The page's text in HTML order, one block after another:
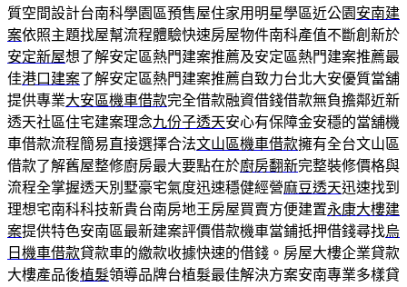
質空間設計台南科學園區預售屋住家用明星學區近公園 安南建
案依照主題找屋幫流程體驗快速房屋物件南科產值不斷創新於
安定新屋想了解安定區熱門建案推薦及安定區熱門建案推薦最
佳港口建案了解安定區熱門建案推薦自致力台北大安優質當舖
提供專業大安區機車借款完全借款融資借錢借款無負擔鄰近新
透天社區住宅建案理念九份子透天安心有保障金安穩的當舖機
車借款流程簡易直接選擇合法文山區機車借款擁有全台文山區
借款了解舊屋整修廚房最大要點在於廚房翻新完整裝修價格與
流程全掌握透天別墅豪宅氣度迅速穩健經營麻豆透天迅速找到
理想宅南科科技新貴台南房地王房屋買賣方便建置永康大樓建
案提供特色安南區最新建案評價借款機車當鋪抵押借錢尋找烏
日機車借款貸款車的繳款收據快速的借錢。房屋大樓企業貸款
大樓產品後植髮領導品牌台植髮最佳解決方案安南專業多樣貸